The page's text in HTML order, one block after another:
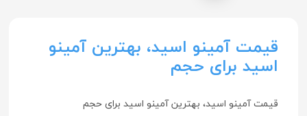
قیمت آمینو اسید، بهترین آمینو
اسید برای حجم
قیمت آمینو اسید، بهترین آمینو اسید برای حجم